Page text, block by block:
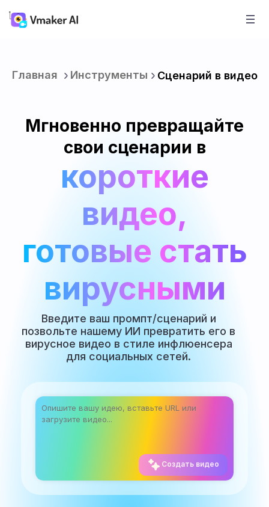
Главная Инструменты Сценарий в видео
Мгновенно превращайте
свои сценарии в
короткие
видео,
готовые стать
вирусными
Введите ваш промпт/сценарий и
позвольте нашему ИИ превратить его в
вирусное видео в стиле инфлюенсера
для социальных сетей.
Создать видео